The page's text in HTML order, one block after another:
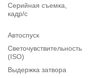
Серийная съемка,
кадр/с
Автоспуск
Светочувствительность
(ISO)
Выдержка затвора